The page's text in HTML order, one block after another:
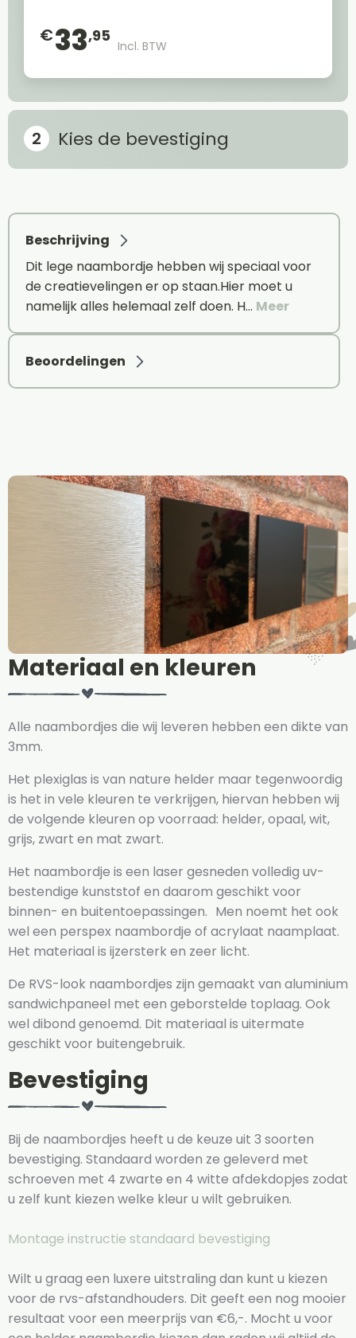
€33,95
Incl. BTW
Kies de bevestiging
Beschrijving
Dit lege naambordje hebben wij speciaal voor
de creatievelingen er op staan.Hier moet u
namelijk alles helemaal zelf doen. H… Meer
Beoordelingen
Materiaal en kleuren
Alle naambordjes die wij leveren hebben een dikte van
3mm.
Het plexiglas is van nature helder maar tegenwoordig
is het in vele kleuren te verkrijgen, hiervan hebben wij
de volgende kleuren op voorraad: helder, opaal, wit,
grijs, zwart en mat zwart.
Het naambordje is een laser gesneden volledig uv-
bestendige kunststof en daarom geschikt voor
binnen- en buitentoepassingen. Men noemt het ook
wel een perspex naambordje of acrylaat naamplaat.
Het materiaal is ijzersterk en zeer licht.
De RVS-look naambordjes zijn gemaakt van aluminium
sandwichpaneel met een geborstelde toplaag. Ook
wel dibond genoemd. Dit materiaal is uitermate
geschikt voor buitengebruik.
Bevestiging
Bij de naambordjes heeft u de keuze uit 3 soorten
bevestiging. Standaard worden ze geleverd met
schroeven met 4 zwarte en 4 witte afdekdopjes zodat
u zelf kunt kiezen welke kleur u wilt gebruiken.
Montage instructie standaard bevestiging
Wilt u graag een luxere uitstraling dan kunt u kiezen
voor de rvs-afstandhouders. Dit geeft een nog mooier
resultaat voor een meerprijs van €6,-. Mocht u voor